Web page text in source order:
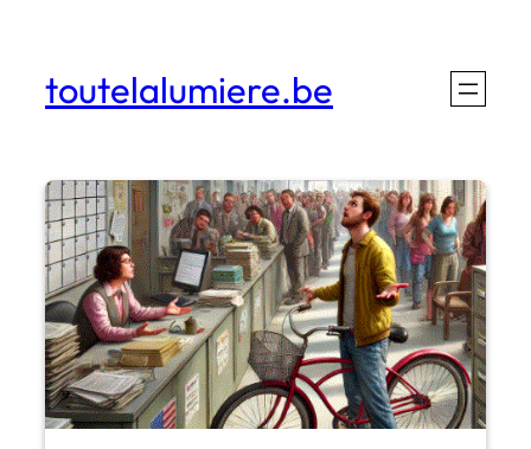
contenu
toutelalumiere.be